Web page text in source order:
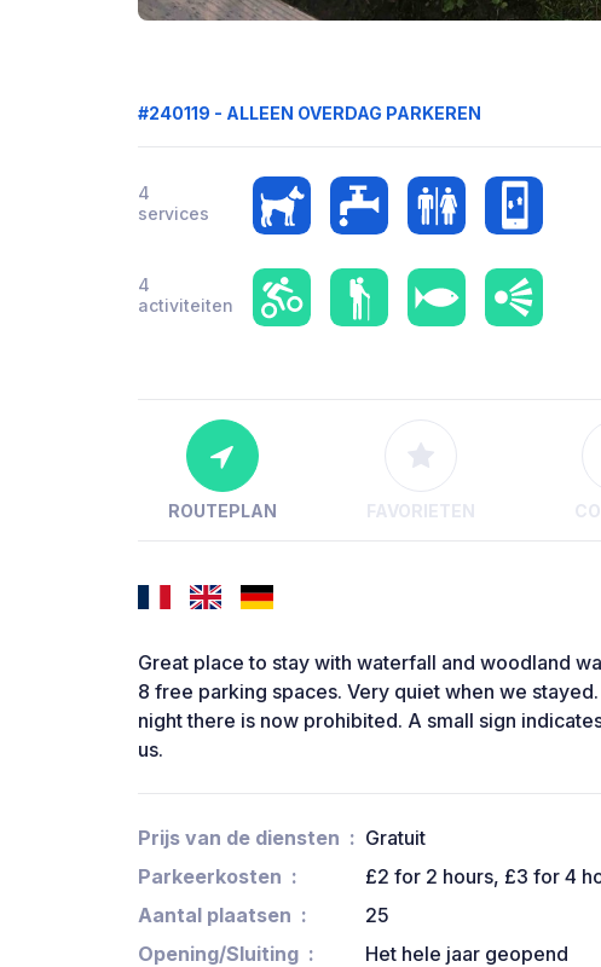
#240119 - ALLEEN OVERDAG PARKEREN
4
services
4
activiteiten
ROUTEPLAN FAVORIETEN
Great place to stay with waterfall and woodland
8 free parking spaces. Very quiet when we
night there is now prohibited. A small sign
us.
Prijs van de diensten
Gratuit
Parkeerkosten
£2 for 2 hours, £3 for 4
Aantal plaatsen
25
Opening/Sluiting
Het hele jaar geopend